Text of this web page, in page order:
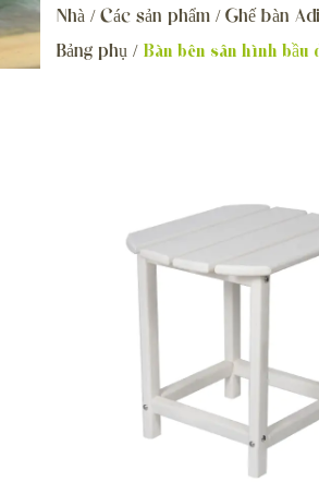
Nhà /Các sản phẩm /Ghế bàn
Bảng phụ / Bàn bên sân hình bầu